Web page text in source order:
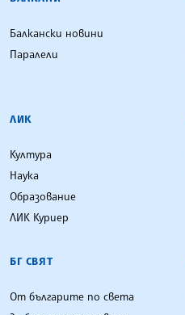
Балкански новини
Паралели
ЛИК
Култура
Наука
Образование
ЛИК Куриер
БГ СВЯТ
От българите по света